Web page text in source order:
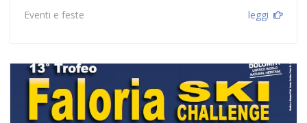
Eventi e feste leggi